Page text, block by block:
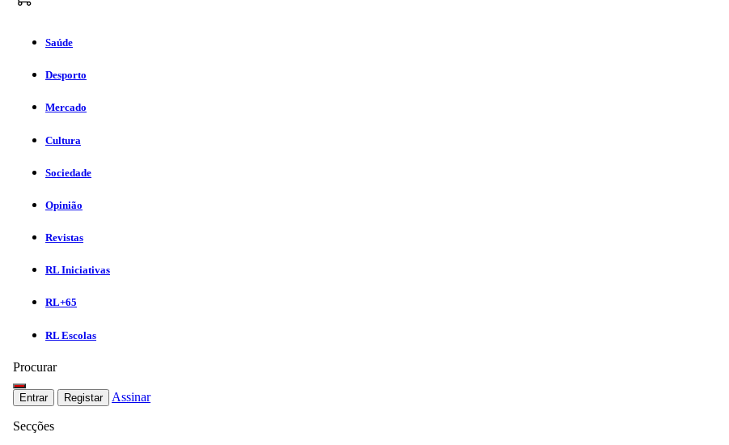
Saúde
Desporto
Mercado
Cultura
Sociedade
Opinião
Revistas
RL Iniciativas
RL+65
RL Escolas
Procurar
Entrar Registar Assinar
Secções